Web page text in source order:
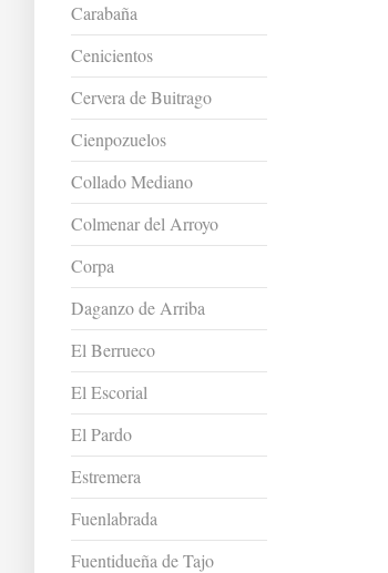
Carabaña
Cenicientos
Cervera de Buitrago
Cienpozuelos
Collado Mediano
Colmenar del Arroyo
Corpa
Daganzo de Arriba
El Berrueco
El Escorial
El Pardo
Estremera
Fuenlabrada
Fuentidueña de Tajo